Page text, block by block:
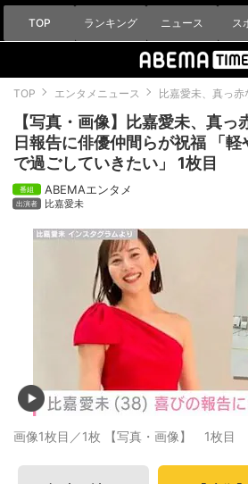
TOP ランキング ニュース ス
TOP エンタメニュース 比嘉愛未、真っ
【写真・画像】比嘉愛未、真っ
日報告に俳優仲間らが祝福 「
で過ごしていきたい」 1枚目
ABEMAエンタメ
比嘉愛未
画像1枚目／1枚 【写真・画像】 1枚目